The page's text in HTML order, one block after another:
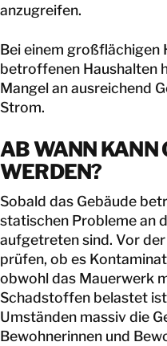
anzugreifen.
Bei einem großflächigen
betroffenen Haushalten
Mangel an ausreichend
Strom.
AB WANN KANN
WERDEN?
Sobald das Gebäude
statischen Probleme an
aufgetreten sind. Vor
prüfen, ob es
obwohl das Mauerwerk
Schadstoffen belastet
Umständen massiv die
Bewohnerinnen und